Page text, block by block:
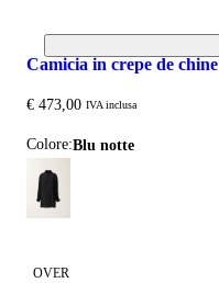
camicia in crepe de chine
€ 473,00 IVA inclusa
Colore: blu notte
OVER